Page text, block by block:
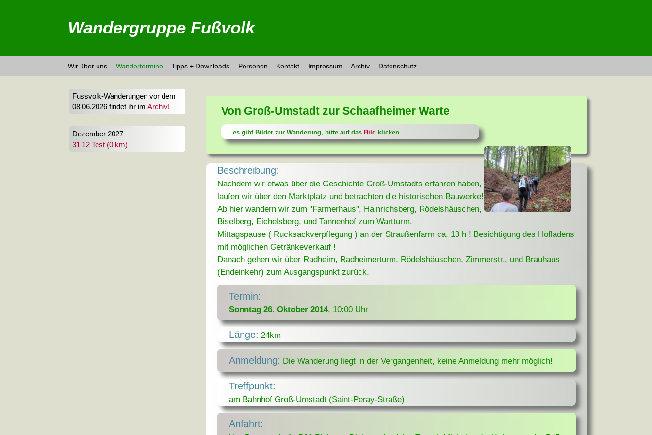
Wandergruppe Fußvolk
Wir über uns Wandertermine Tipps + Downloads Personen Kontakt Impressum Archiv Datenschutz
Fussvolk-Wanderungen vor dem
08.06.2026 findet ihr im Archiv!
Dezember 2027
31.12 Test (0 km)
Von Groß-Umstadt zur Schaafheimer Warte
es gibt Bilder zur Wanderung, bitte auf das Bild klicken
Beschreibung:
Nachdem wir etwas über die Geschichte Groß-Umstadts erfahren haben,
laufen wir über den Marktplatz und betrachten die historischen Bauwerke!
Ab hier wandern wir zum "Farmerhaus", Hainrichsberg, Rödelshäuschen,
Biselberg, Eichelsberg, und Tannenhof zum Wartturm.
Mittagspause ( Rucksackverpflegung ) an der Straußenfarm ca. 13 h ! Besichtigung des Hofladens
mit möglichen Getränkeverkauf !
Danach gehen wir über Radheim, Radheimerturm, Rödelshäuschen, Zimmerstr., und Brauhaus
(Endeinkehr) zum Ausgangspunkt zurück.
Termin:
Sonntag 26. Oktober 2014, 10:00 Uhr
Länge: 24km
Anmeldung: Die Wanderung liegt in der Vergangenheit, keine Anmeldung mehr möglich!
Treffpunkt:
am Bahnhof Groß-Umstadt (Saint-Peray-Straße)
Anfahrt: